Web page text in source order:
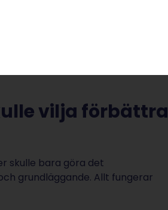
och enkelt att använda.
att lära sig, men nu när jag haft
använder det som webbshop
behöver – tydliga kategorier
vilja
skulle bara göra det
grundläggande. Allt fungerar